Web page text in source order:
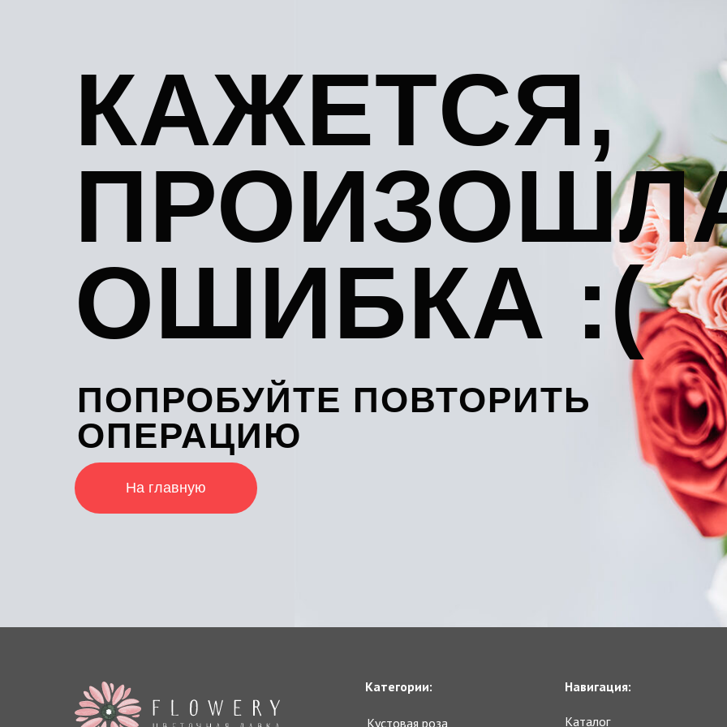
КАЖЕТСЯ,
ОШИБКА :(
ПОПРОБУЙТЕ ПОВТОРИТЬ
ОПЕРАЦИЮ
На главную
Каталог
Навигация:
Кустовая роза
Категории: